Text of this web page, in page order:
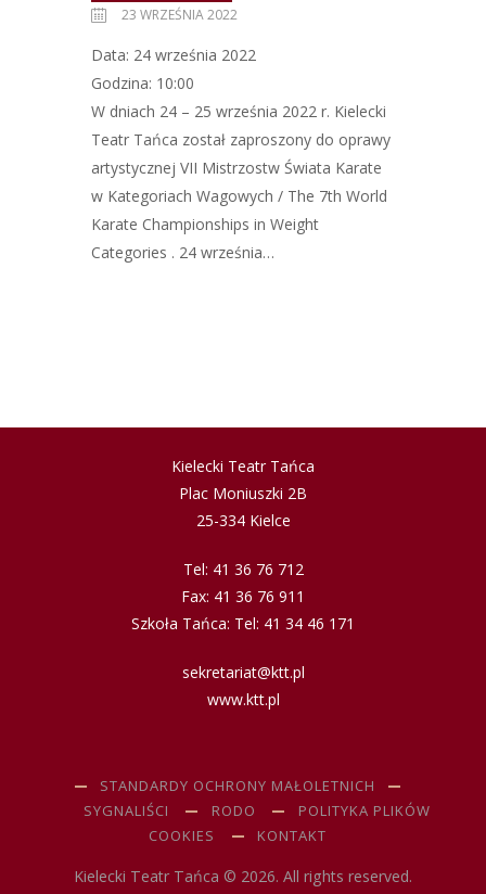
23 WRZEŚNIA 2022
Data: 24 września 2022
Godzina: 10:00
W dniach 24 – 25 września 2022 r. Kielecki
Teatr Tańca został zaproszony do oprawy
artystycznej VII Mistrzostw Świata Karate
w Kategoriach Wagowych / The 7th World
Karate Championships in Weight
Categories . 24 września…
Kielecki Teatr Tańca
Plac Moniuszki 2B
25-334 Kielce
Tel: 41 36 76 712
Fax: 41 36 76 911
Szkoła Tańca: Tel: 41 34 46 171
sekretariat@ktt.pl
www.ktt.pl
STANDARDY OCHRONY MAŁOLETNICH
SYGNALIŚCI
RODO
POLITYKA PLIKÓW
COOKIES
KONTAKT
Kielecki Teatr Tańca © 2026. All rights reserved.